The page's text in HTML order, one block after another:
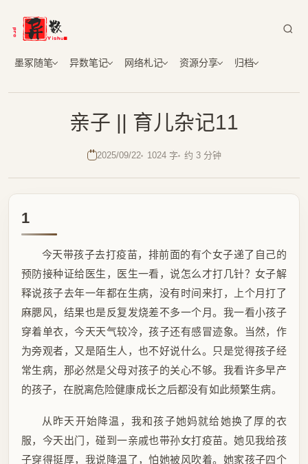
墨冢随笔 异数笔记 网络札记 资源分享 归档
亲子 || 育儿杂记11
2025/09/22 1024 字 约 3 分钟
1
今天带孩子去打疫苗，排前面的有个女子递了自己的
预防接种证给医生，医生一看，说怎么才打几针？女子解
释说孩子去年一年都在生病，没有时间来打，上个月打了
麻腮风，结果也是反复发烧差不多一个月。我一看小孩子
穿着单衣，今天天气较冷，孩子还有感冒迹象。当然，作
为旁观者，又是陌生人，也不好说什么。只是觉得孩子经
常生病，那必然是父母对孩子的关心不够。我看许多早产
的孩子，在脱离危险健康成长之后都没有如此频繁生病。
从昨天开始降温，我和孩子她妈就给她换了厚的衣
服，今天出门，碰到一亲戚也带孙女打疫苗。她见我给孩
子穿得挺厚，我说降温了，怕她被风吹着。她家孩子四个